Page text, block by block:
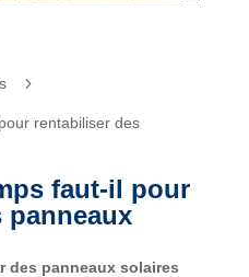
rentabiliser des
faut-il pour
panneaux
des panneaux solaires